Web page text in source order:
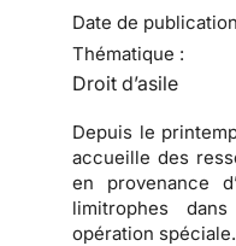
Date de
Thématique :
Droit d’asile
Depuis le
accueille des
en provenance
limitrophes
opération spéciale.